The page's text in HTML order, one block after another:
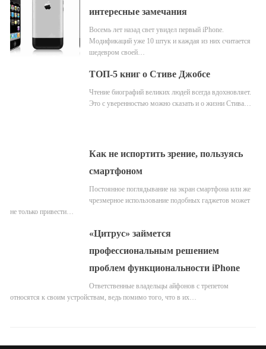
интересные замечания
Восемь лет назад свет увидел первый iPhone.
Модификаций уже 10 штук и каждая из них считается
шедевром своей…
ТОП-5 книг о Стиве Джобсе
Чтение биографий великих людей всегда вдохновляет.
Это с уверенностью можно сказать и о жизни Стива…
Как не испортить зрение, пользуясь
смартфоном
Постоянное поглядывание на экран смартфона или же
чрезмерное использование подобных гаджетов может
не только привести…
«Цитрус» займется
профессиональным решением
проблем функциональности iPhone
Ответственные владельцы айфонов с трепетом
относятся к своим устройствам, ведь помимо того, что в их…